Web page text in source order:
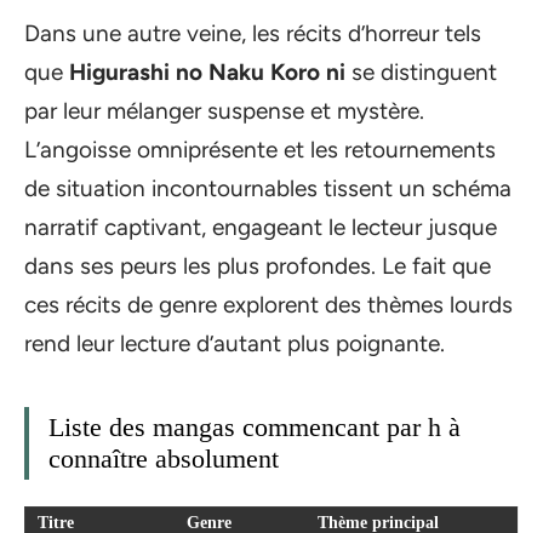
Dans une autre veine, les récits d’horreur tels
que Higurashi no Naku Koro ni se distinguent
par leur mélanger suspense et mystère.
L’angoisse omniprésente et les retournements
de situation incontournables tissent un schéma
narratif captivant, engageant le lecteur jusque
dans ses peurs les plus profondes. Le fait que
ces récits de genre explorent des thèmes lourds
rend leur lecture d’autant plus poignante.
Liste des mangas commencant par h à
connaître absolument
Titre Genre Thème principal